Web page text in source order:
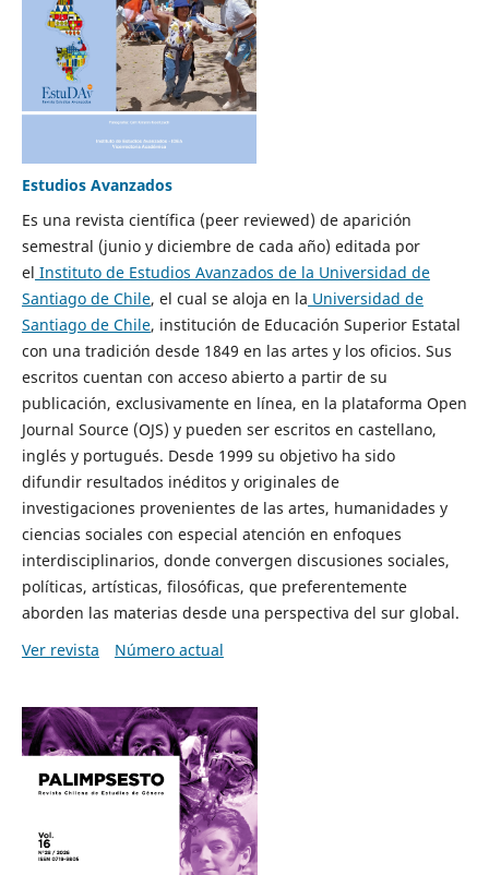
Estudios Avanzados
Es una revista científica (peer reviewed) de aparición
semestral (junio y diciembre de cada año) editada por
el Instituto de Estudios Avanzados de la Universidad de
Santiago de Chile, el cual se aloja en la Universidad de
Santiago de Chile, institución de Educación Superior Estatal
con una tradición desde 1849 en las artes y los oficios. Sus
escritos cuentan con acceso abierto a partir de su
publicación, exclusivamente en línea, en la plataforma Open
Journal Source (OJS) y pueden ser escritos en castellano,
inglés y portugués. Desde 1999 su objetivo ha sido
difundir resultados inéditos y originales de
investigaciones provenientes de las artes, humanidades y
ciencias sociales con especial atención en enfoques
interdisciplinarios, donde convergen discusiones sociales,
políticas, artísticas, filosóficas, que preferentemente
aborden las materias desde una perspectiva del sur global.
Ver revista
Número actual